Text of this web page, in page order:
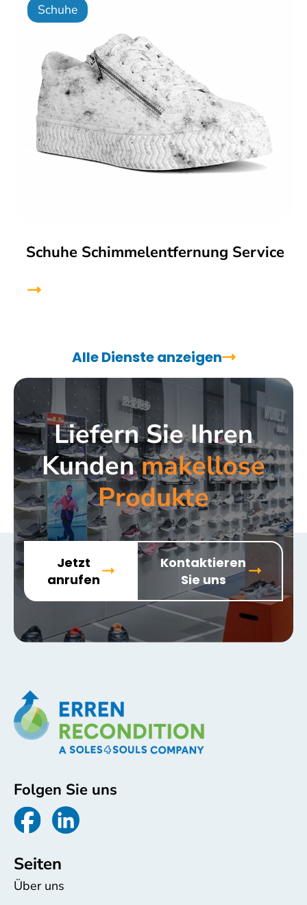
Schuhe
Schuhe Schimmelentfernung Service
Alle Dienste anzeigen
Liefern Sie Ihren
Kundenmakellose
Produkte
Jetzt
anrufen
Kontaktieren
Sie uns
Folgen Sie uns
Seiten
Über uns